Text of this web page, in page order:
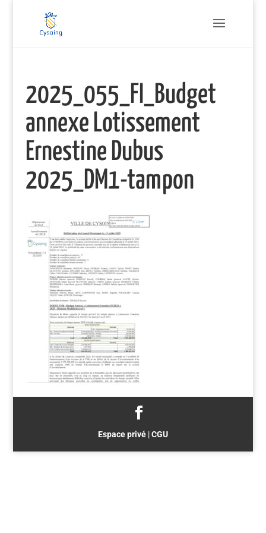
2025_055_FI_Budget
annexe Lotissement
Ernestine Dubus
2025_DM1-tampon
Espace privé|CGU